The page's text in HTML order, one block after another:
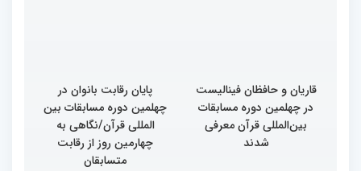
قاریان و حافظان فینالیست‌
در چهلمین دوره مسابقات
بین‌المللی قرآن معرفی
شدند
پایان رقابت بانوان در
چهلمین دوره مسابقات بین
المللی قرآن/نگاهی به
چهارمین روز از رقابت
متسابقان